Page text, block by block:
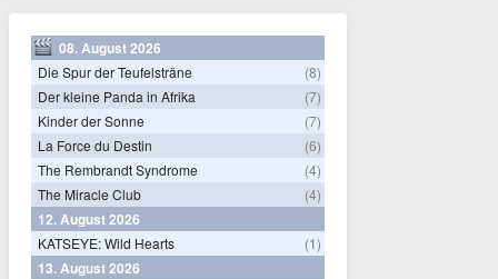
08. August 2026
Die Spur der Teufelsträne
(8)
Der kleine Panda in Afrika
(7)
Kinder der Sonne
(7)
La Force du Destin
(6)
The Rembrandt Syndrome
(4)
The Miracle Club
(4)
12. August 2026
KATSEYE: Wild Hearts (1)
13. August 2026